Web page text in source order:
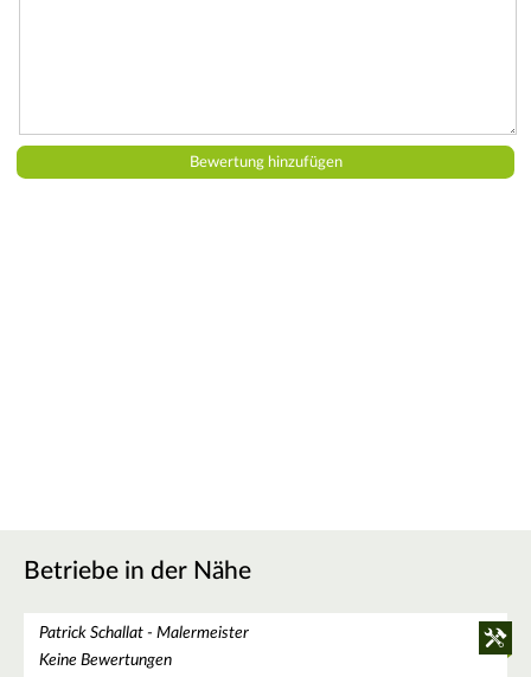
Betriebe in der Nähe
Patrick Schallat - Malermeister
Keine Bewertungen